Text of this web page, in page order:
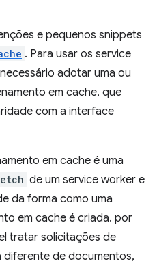
e pequenos snippets
. Para usar os service
adotar uma ou
em cache, que
com a interface
em cache é uma
de um service worker e
da forma como uma
em cache é criada. por
tratar solicitações de
diferente de documentos,